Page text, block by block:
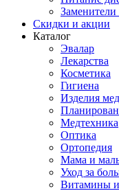
Заменители
Скидки и акции
Каталог
Эвалар
Лекарства
Косметика
Гигиена
Изделия
Медтехника
Оптика
Ортопедия
Мама и
Уход за
Витамины